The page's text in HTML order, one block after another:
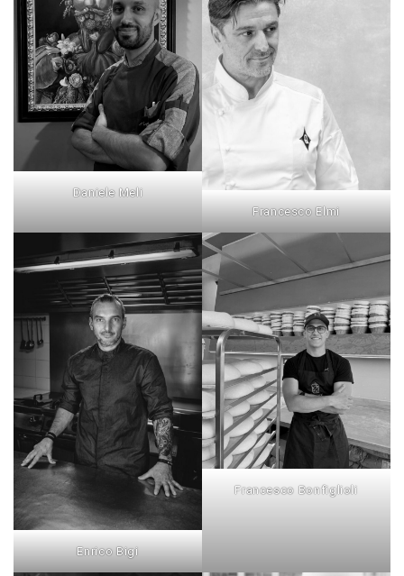
Daniele Meli
Francesco Elmi
Enrico Bigi
Francesco Bonfiglioli